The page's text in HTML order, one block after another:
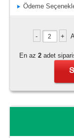
Ödeme
En az 2adet